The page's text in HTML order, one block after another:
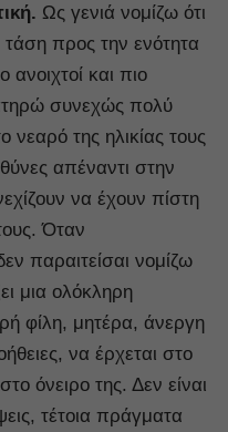
Ως γενιά νομίζω ότι
προς την ενότητα
ανοιχτοί και πιο
συνεχώς πολύ
της ηλικίας τους
απέναντι στην
να έχουν πίστη
Όταν
παραιτείσαι νομίζω
μια ολόκληρη
φίλη, μητέρα, άνεργη
να έρχεται στο
όνειρο της. Δεν είναι
τέτοια πράγματα